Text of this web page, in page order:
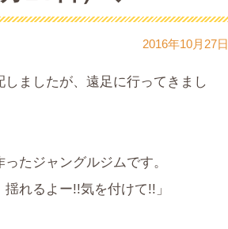
2016年10月27日
しましたが、遠足に行ってきまし
ったジャングルジムです。
揺れるよー!!気を付けて!!」